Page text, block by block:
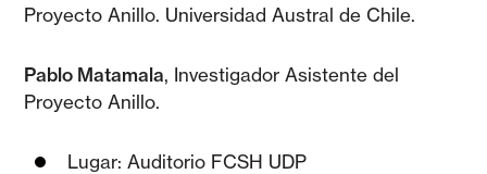
Proyecto Anillo. Universidad Austral de Chile.
Pablo Matamala, Investigador Asistente del
Proyecto Anillo.
Lugar: Auditorio FCSH UDP